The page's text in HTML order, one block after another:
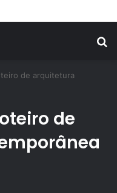
de arquitetura
de